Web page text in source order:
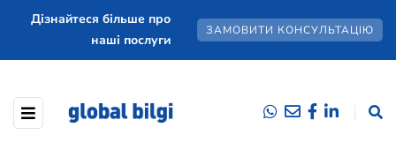
Дізнайтеся більше про
наші послуги
ЗАМОВИТИ КОНСУЛЬТАЦІЮ